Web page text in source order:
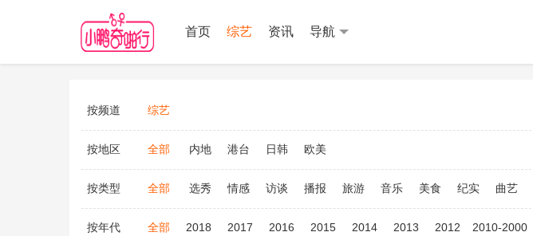
首页 综艺 资讯 导航
按频道 综艺
按地区 全部 内地 港台 日韩 欧美
按类型 全部 选秀 情感 访谈 播报 旅游 音乐 美食 纪实 曲艺
按年代 全部 2018 2017 2016 2015 2014 2013 2012 2010-2000